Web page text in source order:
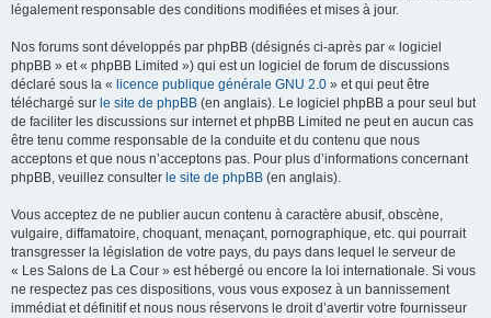
légalement responsable des conditions modifiées et mises à jour.
Nos forums sont développés par phpBB (désignés ci-après par « logiciel
phpBB » et « phpBB Limited ») qui est un logiciel de forum de discussions
déclaré sous la « licence publique générale GNU 2.0 » et qui peut être
téléchargé sur le site de phpBB (en anglais). Le logiciel phpBB a pour seul but
de faciliter les discussions sur internet et phpBB Limited ne peut en aucun cas
être tenu comme responsable de la conduite et du contenu que nous
acceptons et que nous n’acceptons pas. Pour plus d’informations concernant
phpBB, veuillez consulter le site de phpBB (en anglais).
Vous acceptez de ne publier aucun contenu à caractère abusif, obscène,
vulgaire, diffamatoire, choquant, menaçant, pornographique, etc. qui pourrait
transgresser la législation de votre pays, du pays dans lequel le serveur de
« Les Salons de La Cour » est hébergé ou encore la loi internationale. Si vous
ne respectez pas ces dispositions, vous vous exposez à un bannissement
immédiat et définitif et nous nous réservons le droit d’avertir votre fournisseur